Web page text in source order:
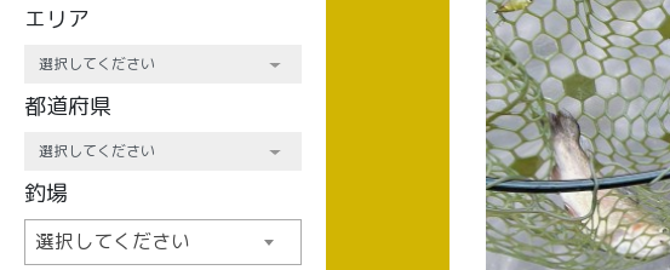
エリア
都道府県
釣場
選択してください